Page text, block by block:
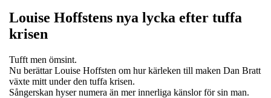
Louise Hoffstens nya lycka efter tuffa
krisen
Tufft men ömsint.
Nu berättar Louise Hoffsten om hur kärleken till maken Dan Bratt
växte mitt under den tuffa krisen.
Sångerskan hyser numera än mer innerliga känslor för sin man.